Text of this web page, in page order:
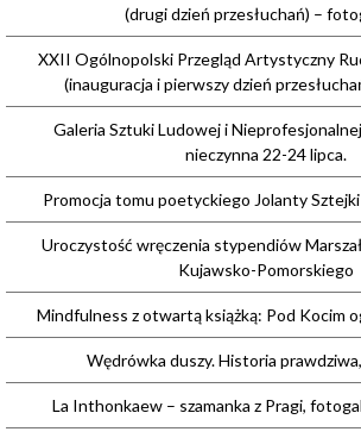
(drugi dzień przesłuchań) –
XXII Ogólnopolski Przegląd Artystyczny
(inauguracja i pierwszy dzień
Galeria Sztuki Ludowej i
nieczynna 22-24 lipca.
Promocja tomu poetyckiego Jolanty
Uroczystość wręczenia stypendiów
Kujawsko-Pomorskiego
Mindfulness z otwartą książką: Pod Kocim
Wędrówka duszy. Historia
La Inthonkaew – szamanka z Pragi,